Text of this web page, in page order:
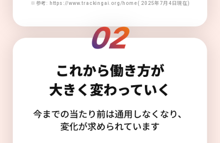
※参考: https://www.trackingai.org/home( 2025年7月4日現在)